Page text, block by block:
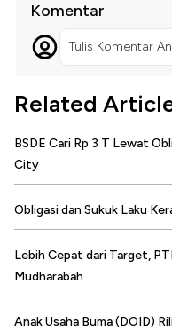
Komentar
Tulis Komentar
Related
BSDE Cari Rp 3 T Lewat
City
Obligasi dan Sukuk Laku
Lebih Cepat dari Target,
Mudharabah
Anak Usaha Buma (DOID)